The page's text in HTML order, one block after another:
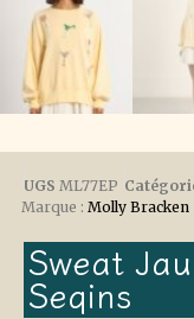
UGS ML77EP
Marque : Molly Bracken
Sweat
Seqins